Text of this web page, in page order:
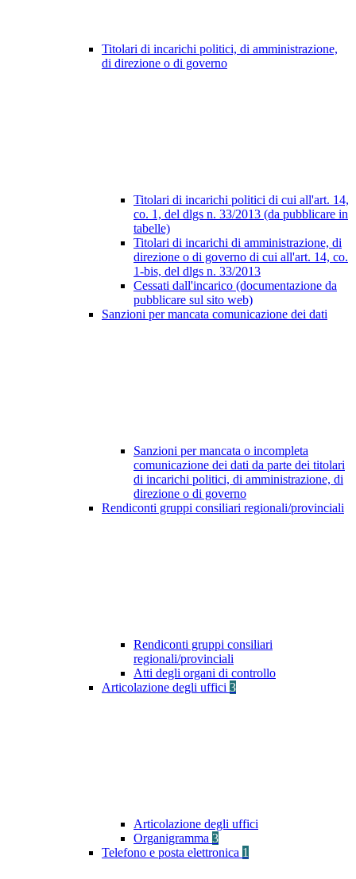
Titolari di incarichi politici, di amministrazione,
di direzione o di governo
Titolari di incarichi politici di cui all'art. 14,
co. 1, del dlgs n. 33/2013 (da pubblicare in
tabelle)
Titolari di incarichi di amministrazione, di
direzione o di governo di cui all'art. 14, co.
1-bis, del dlgs n. 33/2013
Cessati dall'incarico (documentazione da
pubblicare sul sito web)
Sanzioni per mancata comunicazione dei dati
Sanzioni per mancata o incompleta
comunicazione dei dati da parte dei titolari
di incarichi politici, di amministrazione, di
direzione o di governo
Rendiconti gruppi consiliari regionali/provinciali
Rendiconti gruppi consiliari
regionali/provinciali
Atti degli organi di controllo
Articolazione degli uffici 3
Articolazione degli uffici
Organigramma 3
Telefono e posta elettronica 1